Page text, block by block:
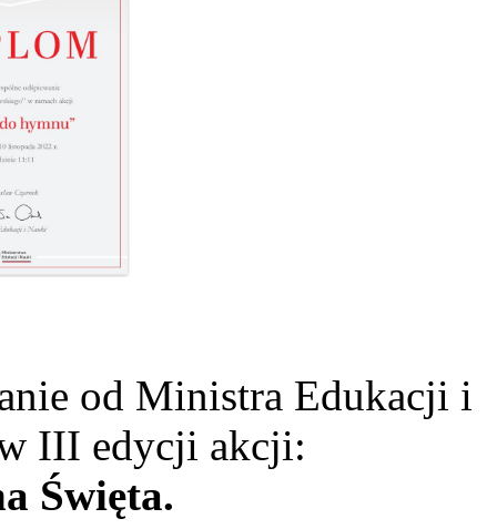
od Ministra Edukacji i
III edycji akcji:
Święta.